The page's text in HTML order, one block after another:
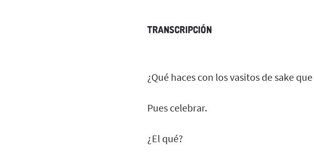
TRANSCRIPCIÓN
¿Qué haces con los vasitos de sake
Pues celebrar.
¿El qué?